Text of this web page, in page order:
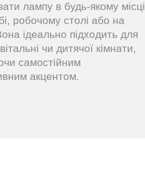
лампу в будь-якому місці
робочому столі або на
ідеально підходить для
чи дитячої кімнати,
самостійним
акцентом.